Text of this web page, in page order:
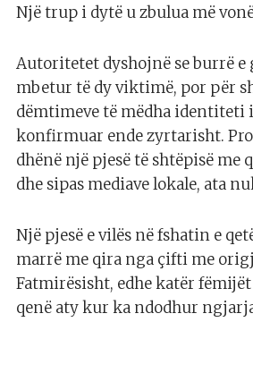
Një trup i dytë u zbulua më
Autoritetet dyshojnë se burrë e
mbetur të dy viktimë, por për
dëmtimeve të mëdha identiteti
konfirmuar ende zyrtarisht.
dhënë një pjesë të shtëpisë me
dhe sipas mediave lokale, ata
Një pjesë e vilës në fshatin e
marrë me qira nga çifti me
Fatmirësisht, edhe katër
qenë aty kur ka ndodhur